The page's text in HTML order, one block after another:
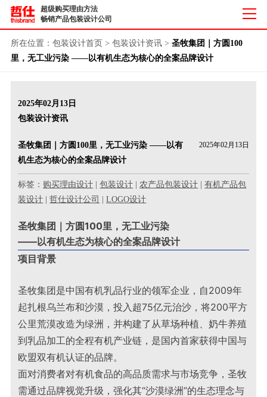
超级购买理由方法
畅销产品包装设计公司
所在位置： 包装设计首页 > 包装设计资讯> 圣牧集团｜方圆100
里，无工业污染 ——以有机生态为核心的全案品牌设计
2025年02月13日
包装设计资讯
圣牧集团｜方圆100里，无工业污染 ——以有
机生态为核心的全案品牌设计
2025年02月13日
标签： 购买理由设计 |包装设计 |农产品包装设计 |有机产品包
装设计 |哲仕设计公司 |LOGO设计
圣牧集团｜方圆100里，无工业污染
——以有机生态为核心的全案品牌设计
项目背景
圣牧集团是中国有机乳品行业的领军企业，自2009年
起扎根乌兰布和沙漠，投入超75亿元治沙，将200平方
公里荒漠改造为绿洲，并构建了从草场种植、奶牛养殖
到乳品加工的全程有机产业链，是国内首家获得中国与
欧盟双有机认证的品牌。
面对消费者对有机食品的高品质需求与市场竞争，圣牧
需通过品牌视觉升级，强化其“沙漠绿洲”的生态理念与